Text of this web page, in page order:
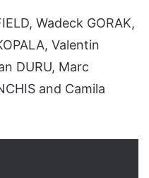
Wadeck GORAK,
Valentin
DURU, Marc
and Camila